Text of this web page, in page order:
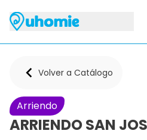
Volver a Catálogo
Arriendo
ARRIENDO SAN